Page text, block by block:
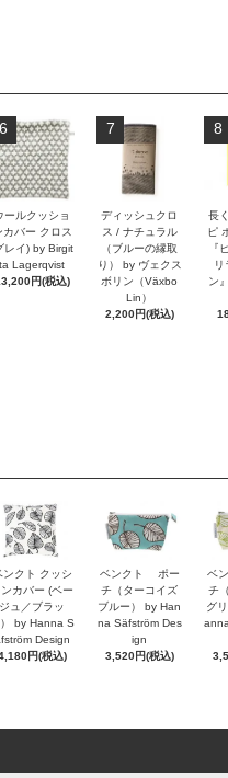
6
ールクッショ
カバー クロス
レイ) by Birgit
ta Lagerqvist
円(税込)
7
ディッシュクロ
ス / ナチュラル
（ブルーの縁取
り） by ヴェクス
ボリン（Växbo
Lin）
2,200円(税込)
8
長
ピ
『
ン
ンクト クッシ
ンカバー (ベー
ジュ／ブラッ
by Hanna S
Design
円(税込)
ベンクト ポー
チ（ターコイズ
ブルー） by Han
na Säfström Des
ign
3,520円(税込)
ベ
チ
グ